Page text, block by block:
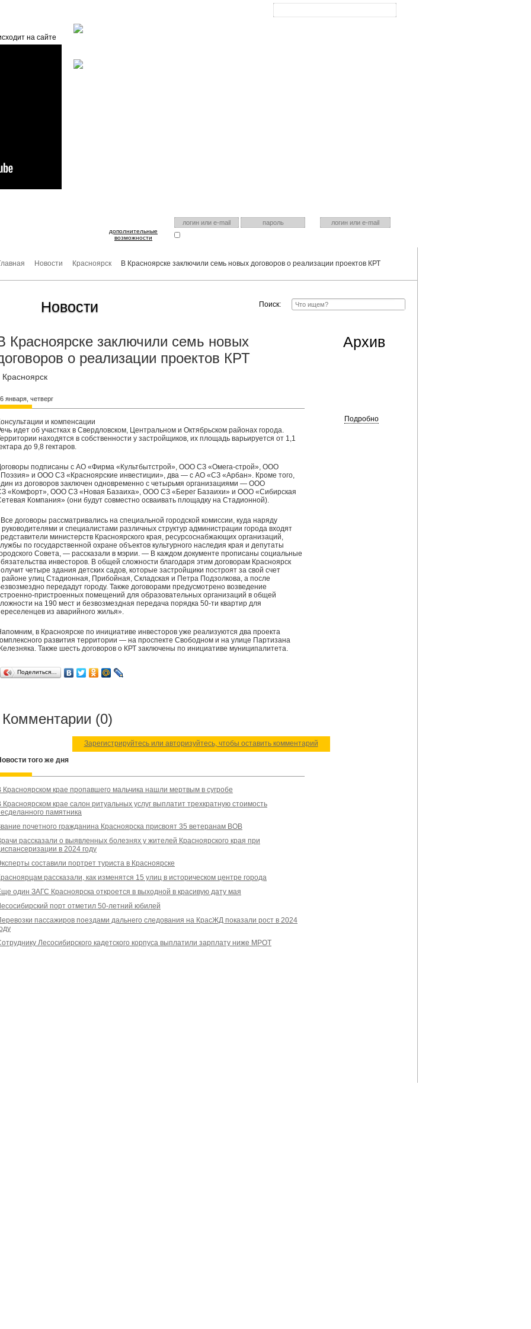
Ваш город:Красноярск
на сайте
дополнительные
возможности
Новости Красноярск В Красноярске заключили семь новых договоров о реализации проектов КРТ
Новости Поиск:
Красноярске заключили семь новых
о реализации проектов КРТ
Красноярск
января, четверг
и компенсации
идет об участках в Свердловском, Центральном и Октябрьском районах города.
находятся в собственности у застройщиков, их площадь варьируется от 1,1
до 9,8 гектаров.
подписаны с АО «Фирма «Культбытстрой», ООО СЗ «Омега-строй», ООО
и ООО СЗ «Красноярские инвестиции», два — с АО «СЗ «Арбан». Кроме того,
из договоров заключен одновременно с четырьмя организациями — ООО
«Комфорт», ООО СЗ «Новая Базаиха», ООО СЗ «Берег Базаихи» и ООО «Сибирская
Компания» (они будут совместно осваивать площадку на Стадионной).
договоры рассматривались на специальной городской комиссии, куда наряду
руководителями и специалистами различных структур администрации города входят
министерств Красноярского края, ресурсоснабжающих организаций,
по государственной охране объектов культурного наследия края и депутаты
Совета, — рассказали в мэрии. — В каждом документе прописаны социальные
инвесторов. В общей сложности благодаря этим договорам Красноярск
четыре здания детских садов, которые застройщики построят за свой счет
районе улиц Стадионная, Прибойная, Складская и Петра Подзолкова, а после
передадут городу. Также договорами предусмотрено возведение
пристроенных помещений для образовательных организаций в общей
на 190 мест и безвозмездная передача порядка 50-ти квартир для
из аварийного жилья».
в Красноярске по инициативе инвесторов уже реализуются два проекта
развития территории — на проспекте Свободном и на улице Партизана
Также шесть договоров о КРТ заключены по инициативе муниципалитета.
Поделиться…
Архив
Подробно
Комментарии (0)
Зарегистрируйтесь или авторизуйтесь, чтобы оставить комментарий
того же дня
Красноярском крае пропавшего мальчика нашли мертвым в сугробе
Красноярском крае салон ритуальных услуг выплатит трехкратную стоимость
памятника
почетного гражданина Красноярска присвоят 35 ветеранам ВОВ
рассказали о выявленных болезнях у жителей Красноярского края при
в 2024 году
составили портрет туриста в Красноярске
рассказали, как изменятся 15 улиц в историческом центре города
один ЗАГС Красноярска откроется в выходной в красивую дату мая
порт отметил 50-летний юбилей
пассажиров поездами дальнего следования на КрасЖД показали рост в 2024
Лесосибирского кадетского корпуса выплатили зарплату ниже МРОТ